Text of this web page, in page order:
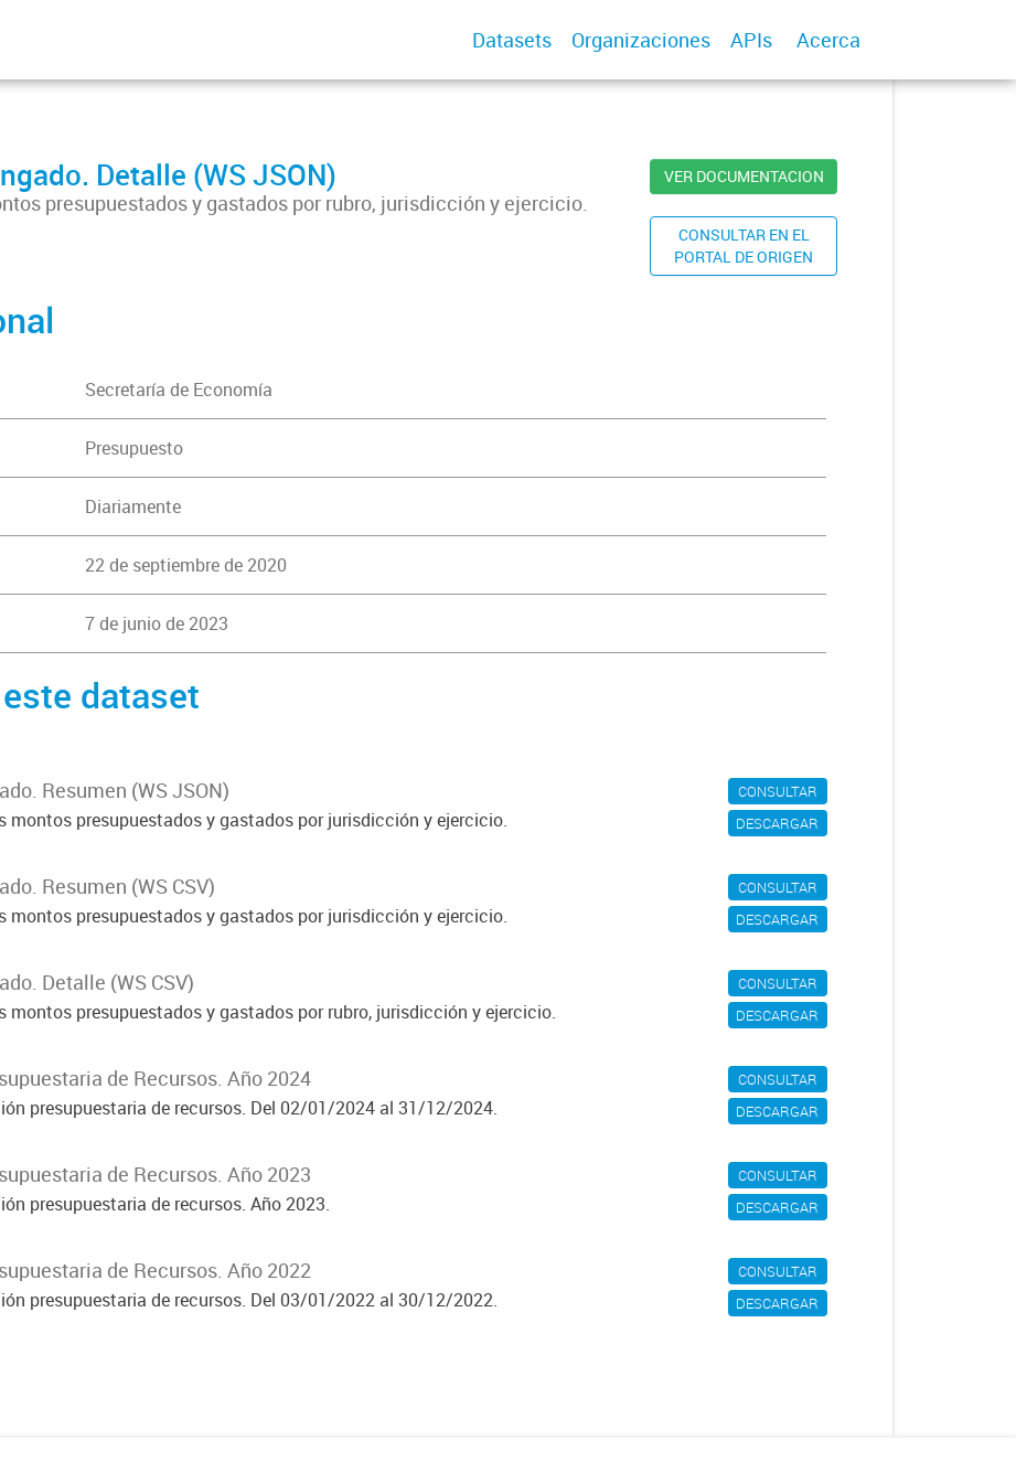
Datasets Organizaciones APIs Acerca
Detalle (WS JSON)
presupuestados y gastados por rubro, jurisdicción y ejercicio.
VER DOCUMENTACION
CONSULTAR EN EL
PORTAL DE ORIGEN
Secretaría de Economía
Presupuesto
Diariamente
22 de septiembre de 2020
7 de junio de 2023
dataset
CONSULTAR
DESCARGAR
Resumen (WS JSON)
montos presupuestados y gastados por jurisdicción y ejercicio.
CONSULTAR
DESCARGAR
Resumen (WS CSV)
montos presupuestados y gastados por jurisdicción y ejercicio.
CONSULTAR
DESCARGAR
Detalle (WS CSV)
montos presupuestados y gastados por rubro, jurisdicción y ejercicio.
CONSULTAR
DESCARGAR
de Recursos. Año 2024
presupuestaria de recursos. Del 02/01/2024 al 31/12/2024.
CONSULTAR
DESCARGAR
de Recursos. Año 2023
presupuestaria de recursos. Año 2023.
CONSULTAR
DESCARGAR
de Recursos. Año 2022
presupuestaria de recursos. Del 03/01/2022 al 30/12/2022.